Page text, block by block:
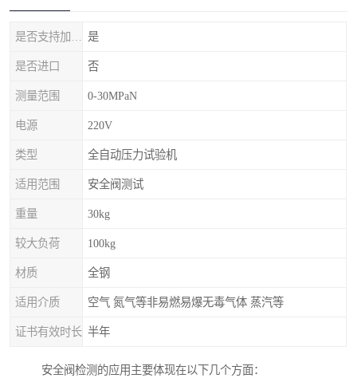
是
是否进口 否
测量范围 0-30MPaN
电源 220V
类型 全自动压力试验机
适用范围 安全阀测试
重量 30kg
较大负荷 100kg
材质 全钢
适用介质 空气 氮气等非易燃易爆无毒气体 蒸汽等
证书有效时长 半年
安全阀检测的应用主要体现在以下几个方面：